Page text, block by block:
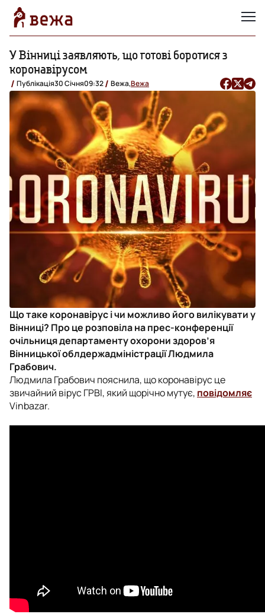
У Вінниці заявляють, що готові боротися з
коронавірусом
Публікація30 Січня09:32 Вежа,Вежа
Що таке коронавірус і чи можливо його вилікувати у
Вінниці? Про це розповіла на прес-конференції
очільниця департаменту охорони здоров’я
Вінницької облдержадміністрації Людмила
Грабович.
Людмила Грабович пояснила, що коронавірус це
звичайний вірус ГРВІ, який щорічно мутує, повідомляє
Vinbazar.